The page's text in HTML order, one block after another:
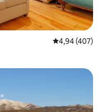
Keskmine
4,94 (407)